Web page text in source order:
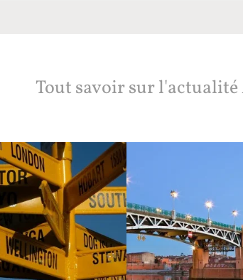
Tout savoir sur